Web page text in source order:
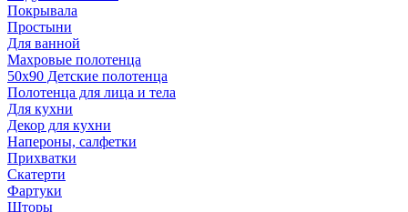
Покрывала
Простыни
Для ванной
Махровые полотенца
50х90 Детские полотенца
Полотенца для лица и тела
Для кухни
Декор для кухни
Напероны, салфетки
Прихватки
Скатерти
Фартуки
Шторы